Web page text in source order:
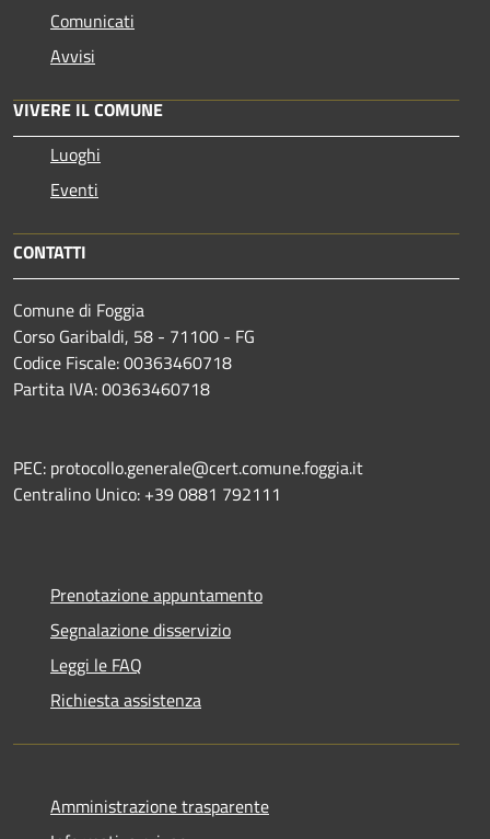
Comunicati
Avvisi
VIVERE IL COMUNE
Luoghi
Eventi
CONTATTI
Comune di Foggia
Corso Garibaldi, 58 - 71100 - FG
Codice Fiscale: 00363460718
Partita IVA: 00363460718
PEC: protocollo.generale@cert.comune.foggia.it
Centralino Unico: +39 0881 792111
Prenotazione appuntamento
Segnalazione disservizio
Leggi le FAQ
Richiesta assistenza
Amministrazione trasparente